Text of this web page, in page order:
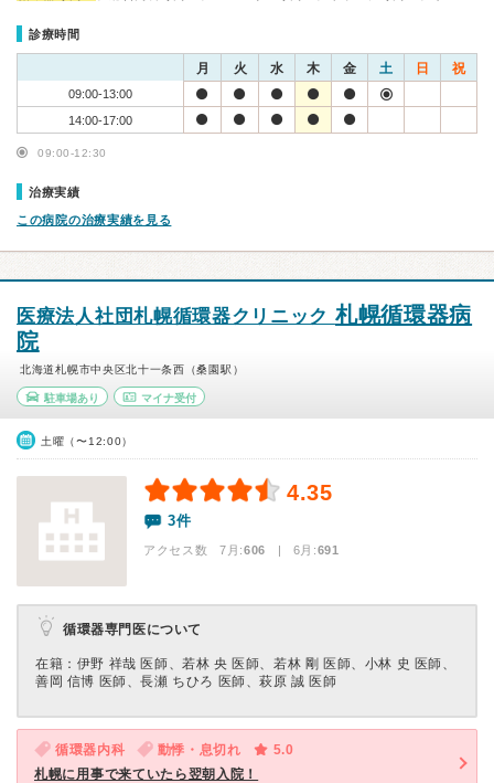
診療時間
月 火 水 木 金 土 日 祝
09:00-13:00
14:00-17:00
09:00-12:30
治療実績
この病院の治療実績を見る
医療法人社団札幌循環器クリニック 札幌循環器病
院
北海道札幌市中央区北十一条西（桑園駅）
駐車場あり マイナ受付
土曜（〜12:00）
4.35
3件
アクセス数 7月:606 | 6月:691
循環器専門医について
在籍：伊野 祥哉 医師、若林 央 医師、若林 剛 医師、小林 史 医師、
善岡 信博 医師、長瀬 ちひろ 医師、萩原 誠 医師
循環器内科 動悸・息切れ
5.0
札幌に用事で来ていたら翌朝入院！